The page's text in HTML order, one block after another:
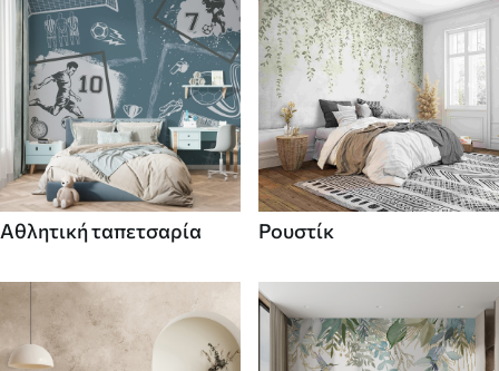
Αθλητική ταπετσαρία Ρουστίκ